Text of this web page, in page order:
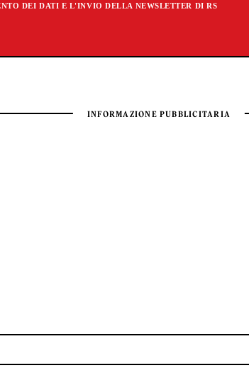
DEI DATI E L'INVIO DELLA NEWSLETTER DI RS